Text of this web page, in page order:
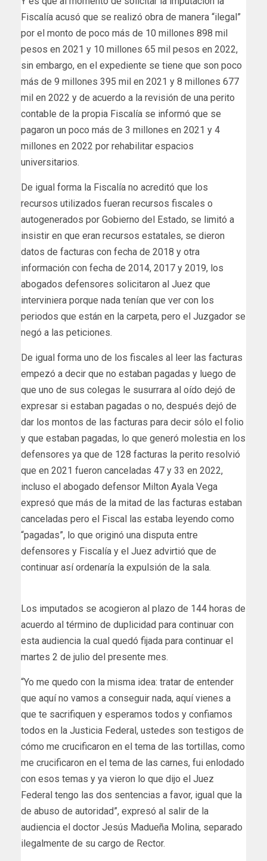
Fiscalía acusó que se realizó obra de manera “ilegal”
por el monto de poco más de 10 millones 898 mil
pesos en 2021 y 10 millones 65 mil pesos en 2022,
sin embargo, en el expediente se tiene que son poco
más de 9 millones 395 mil en 2021 y 8 millones 677
mil en 2022 y de acuerdo a la revisión de una perito
contable de la propia Fiscalía se informó que se
pagaron un poco más de 3 millones en 2021 y 4
millones en 2022 por rehabilitar espacios
universitarios.
De igual forma la Fiscalía no acreditó que los
recursos utilizados fueran recursos fiscales o
autogenerados por Gobierno del Estado, se limitó a
insistir en que eran recursos estatales, se dieron
datos de facturas con fecha de 2018 y otra
información con fecha de 2014, 2017 y 2019, los
abogados defensores solicitaron al Juez que
interviniera porque nada tenían que ver con los
periodos que están en la carpeta, pero el Juzgador se
negó a las peticiones.
De igual forma uno de los fiscales al leer las facturas
empezó a decir que no estaban pagadas y luego de
que uno de sus colegas le susurrara al oído dejó de
expresar si estaban pagadas o no, después dejó de
dar los montos de las facturas para decir sólo el folio
y que estaban pagadas, lo que generó molestia en los
defensores ya que de 128 facturas la perito resolvió
que en 2021 fueron canceladas 47 y 33 en 2022,
incluso el abogado defensor Milton Ayala Vega
expresó que más de la mitad de las facturas estaban
canceladas pero el Fiscal las estaba leyendo como
“pagadas”, lo que originó una disputa entre
defensores y Fiscalía y el Juez advirtió que de
continuar así ordenaría la expulsión de la sala.
Los imputados se acogieron al plazo de 144 horas de
acuerdo al término de duplicidad para continuar con
esta audiencia la cual quedó fijada para continuar el
martes 2 de julio del presente mes.
“Yo me quedo con la misma idea: tratar de entender
que aquí no vamos a conseguir nada, aquí vienes a
que te sacrifiquen y esperamos todos y confiamos
todos en la Justicia Federal, ustedes son testigos de
cómo me crucificaron en el tema de las tortillas, como
me crucificaron en el tema de las carnes, fui enlodado
con esos temas y ya vieron lo que dijo el Juez
Federal tengo las dos sentencias a favor, igual que la
de abuso de autoridad”, expresó al salir de la
audiencia el doctor Jesús Madueña Molina, separado
ilegalmente de su cargo de Rector.